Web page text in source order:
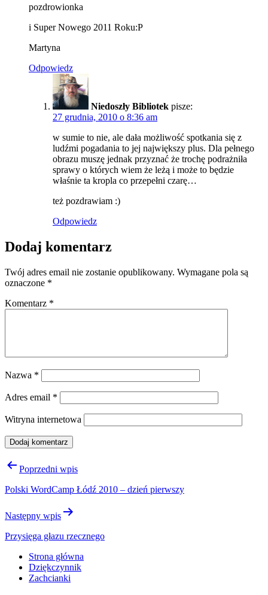
pozdrowionka
i Super Nowego 2011 Roku:P
Martyna
Odpowiedz
Niedoszły Bibliotek pisze:
27 grudnia, 2010 o 8:36 am
w sumie to nie, ale dała możliwość spotkania się z
ludźmi pogadania to jej największy plus. Dla pełnego
obrazu muszę jednak przyznać że trochę podrażniła
sprawy o których wiem że leżą i może to będzie
właśnie ta kropla co przepełni czarę…
też pozdrawiam :)
Odpowiedz
Dodaj komentarz
Twój adres email nie zostanie opublikowany. Wymagane pola są
oznaczone *
Komentarz *
Nazwa *
Adres email *
Witryna internetowa
Nawigacja
Poprzedni wpis
Polski WordCamp Łódź 2010 – dzień pierwszy
Następny wpis
Przysięga głazu rzecznego
Strona główna
Dziękczynnik
Zachcianki